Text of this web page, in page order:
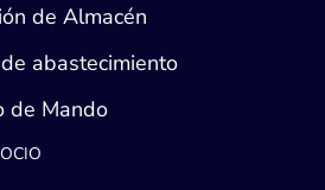
de Almacén
abastecimiento
de Mando